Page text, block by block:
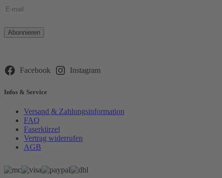
Bitte
lasse
leer.
Facebook Instagram
Infos & Service
Versand & Zahlungsinformation
FAQ
Faserkürzel
Vertrag widerrufen
AGB